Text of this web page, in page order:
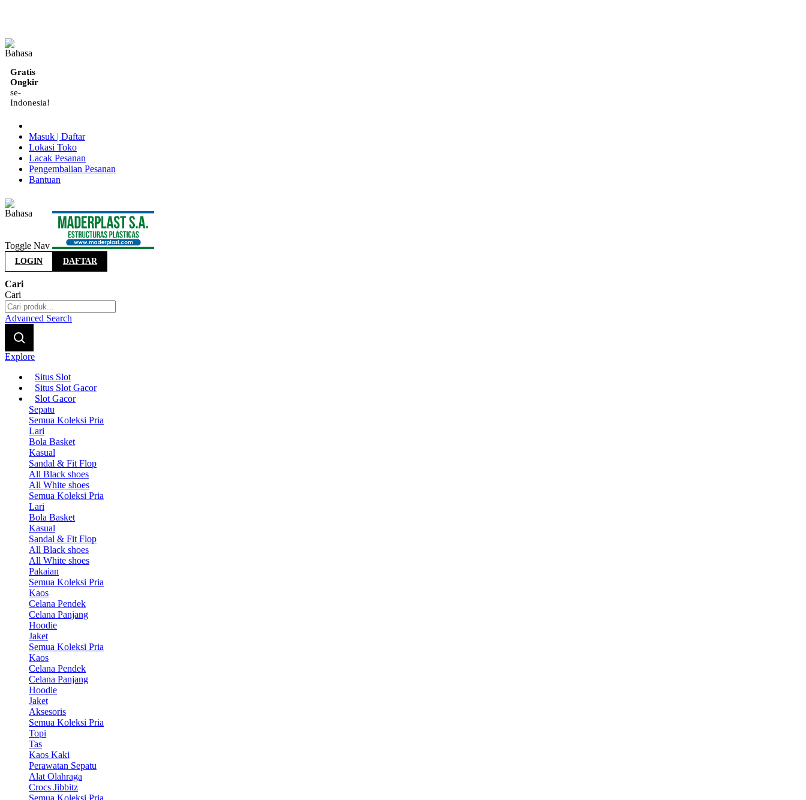
Gratis
Ongkir
se-
Indonesia!
Masuk | Daftar
Lokasi Toko
Lacak Pesanan
Pengembalian Pesanan
Bantuan
Toggle Nav
LOGIN DAFTAR
Cari
Cari
Advanced Search
Explore
Situs Slot
Situs Slot Gacor
Slot Gacor
Sepatu
Semua Koleksi Pria
Lari
Bola Basket
Kasual
Sandal & Fit Flop
All Black shoes
All White shoes
Semua Koleksi Pria
Lari
Bola Basket
Kasual
Sandal & Fit Flop
All Black shoes
All White shoes
Pakaian
Semua Koleksi Pria
Kaos
Celana Pendek
Celana Panjang
Hoodie
Jaket
Semua Koleksi Pria
Kaos
Celana Pendek
Celana Panjang
Hoodie
Jaket
Aksesoris
Semua Koleksi Pria
Topi
Tas
Kaos Kaki
Perawatan Sepatu
Alat Olahraga
Crocs Jibbitz